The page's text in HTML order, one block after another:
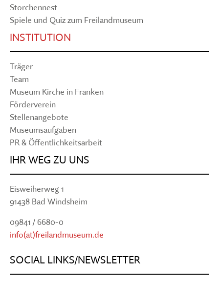
Storchennest
Spiele und Quiz zum Freilandmuseum
INSTITUTION
Träger
Team
Museum Kirche in Franken
Förderverein
Stellenangebote
Museumsaufgaben
PR & Öffentlichkeitsarbeit
IHR WEG ZU UNS
Eisweiherweg 1
91438 Bad Windsheim
09841 / 6680-0
info(at)freilandmuseum.de
SOCIAL LINKS/NEWSLETTER